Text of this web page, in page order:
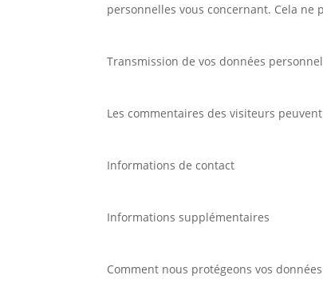
personnelles vous concernant. Cela ne
Transmission de vos données
Les commentaires des visiteurs
Informations de contact
Informations supplémentaires
Comment nous protégeons vos données